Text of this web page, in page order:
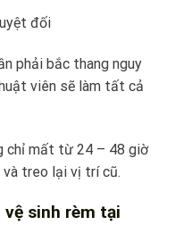
đối
phải bắc thang nguy
viên sẽ làm tất cả
chỉ mất từ 24 – 48 giờ
treo lại vị trí cũ.
sinh rèm tại